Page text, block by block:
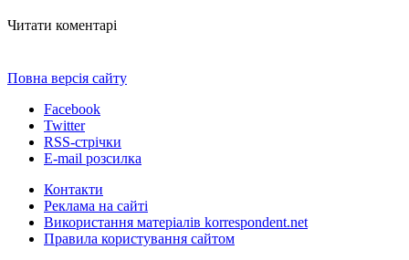
Читати коментарі
Повна версія сайту
Facebook
Twitter
RSS-стрічки
E-mail розсилка
Контакти
Реклама на сайті
Використання матеріалів korrespondent.net
Правила користування сайтом